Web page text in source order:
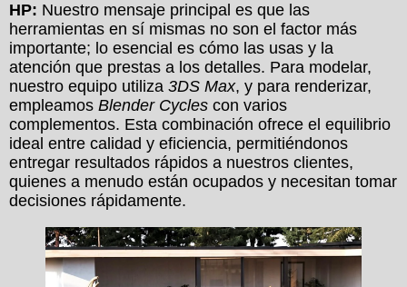
HP: Nuestro mensaje principal es que las
herramientas en sí mismas no son el factor más
importante; lo esencial es cómo las usas y la
atención que prestas a los detalles. Para modelar,
nuestro equipo utiliza 3DS Max, y para renderizar,
empleamos Blender Cycles con varios
complementos. Esta combinación ofrece el equilibrio
ideal entre calidad y eficiencia, permitiéndonos
entregar resultados rápidos a nuestros clientes,
quienes a menudo están ocupados y necesitan tomar
decisiones rápidamente.